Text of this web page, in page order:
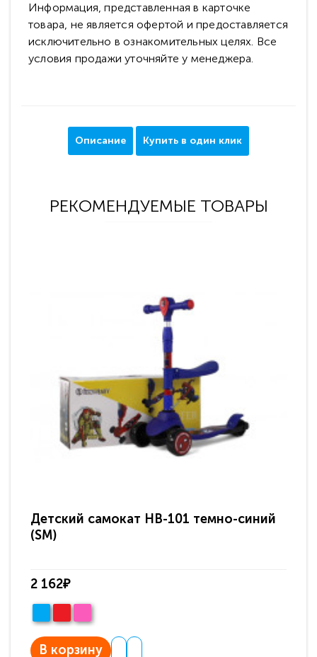
Информация, представленная в карточке
товара, не является офертой и предоставляется
исключительно в ознакомительных целях. Все
условия продажи уточняйте у менеджера.
Описание Купить в один клик
РЕКОМЕНДУЕМЫЕ ТОВАРЫ
Детский самокат HB-101 темно-синий
(SM)
2 162₽
В корзину